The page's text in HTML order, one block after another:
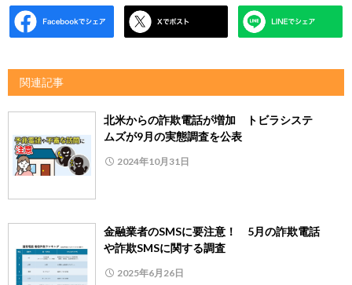
関連記事
北米からの詐欺電話が増加 トビラシステ
ムズが9月の実態調査を公表
2024年10月31日
金融業者のSMSに要注意！ 5月の詐欺電話
や詐欺SMSに関する調査
2025年6月26日